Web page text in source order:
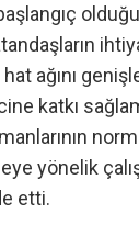
ağını
katkı
yönelik
etti.